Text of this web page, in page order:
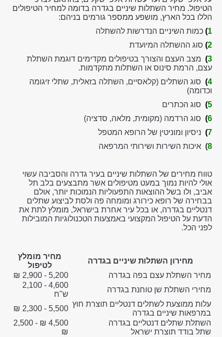
הטיפול. מחיר השתלות שיניים בגדרה בדומה למחיר הטיפולים
הללו בכל הארץ, מושפע ממספר גורמים בניהם:
1
) כמות השיניים הנדרשות להשתלה
2
) סוג ההשתלה המיועדת
3
) מצב העצם והצורך בטיפולים מקדימים דוגמת השתלת
עצם, הרמת סינוס או השתלות מתקדמות.
4
) סוג השתלים (קלאסיים, השתלה בזאלית, שתלי זיגומה
וכדומה)
5
) סוג הכתרים
6
) סוג הרדמה (מקומית, מלאה, סדציה)
7
) ניסיון ומוניטין של הרופא המטפל
8
) איכות השירות ושירותי המרפאה
טווח מחירים של השתלות שיניים בעיר גדרה והסביבה עשוי
אולי להיות נמוך במעט מטיפולים אשר מתבצעים בלב תל
אביב, ולו בשל ההוצאות התפעוליות הנמוכות יותר, אולם
בבחירה של רופא כירורג ומומחה פה ולסת לביצוע שתלים
דנטליים בגדרה, או בכל עיר אחרת בישראל, מומלץ לתת את
הדעת על הטיפול המקצועי באמצעות הטכנולוגיות המובילות
לפני הכל.
מחירון השתלות שיניים בגדרה
מחיר מומלץ
לטיפול
מחיר השתלת עצם בפה בגדרה
5,200 - 2,900 ₪
מחירי השתלת שן טוחנת בגדרה
4,600 - 2,100
ש"ח
עלות ממוצעת לשתלים דנטליים תוצרת חוץ
במרפאות שיניים בגדרה
5,500 - 2,300 ₪
השתלת שתלים דנטליים בגדרה
שתל בודד תוצרת ישראל
4,500 ₪ - 2,500
₪